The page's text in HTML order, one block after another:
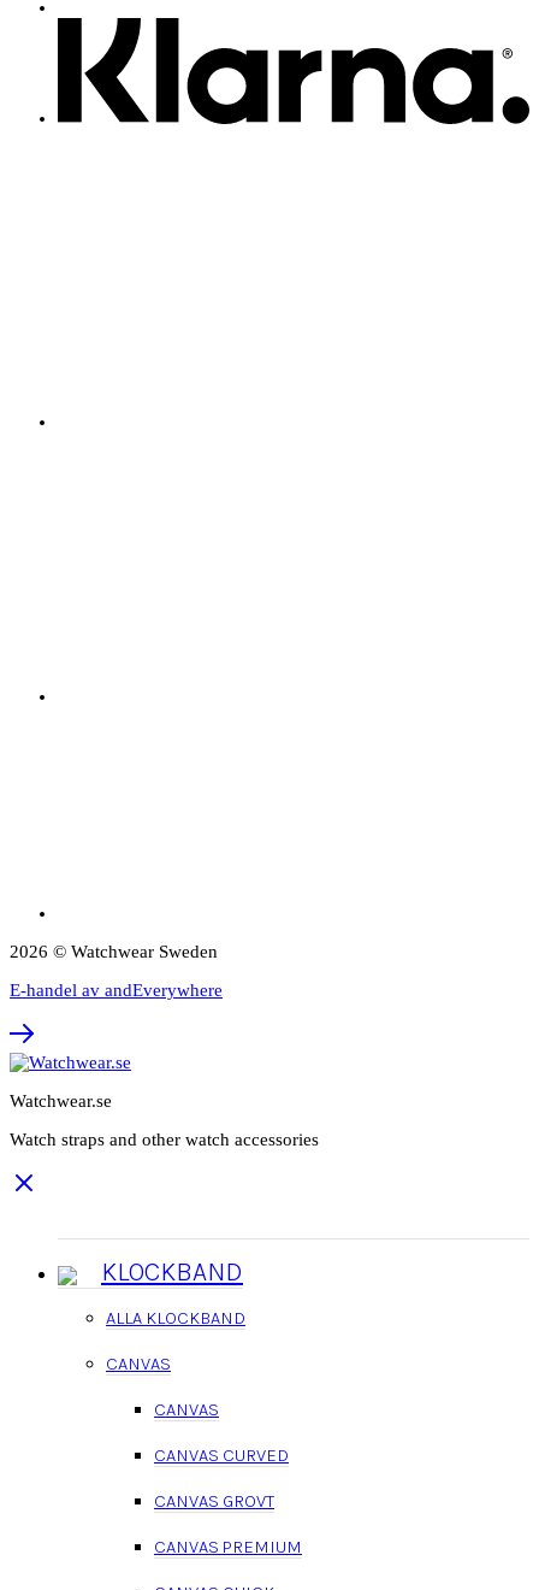
2026 © Watchwear Sweden
E-handel av andEverywhere
Watchwear.se
Watch straps and other watch accessories
KLOCKBAND
ALLA KLOCKBAND
CANVAS
CANVAS
CANVAS CURVED
CANVAS GROVT
CANVAS PREMIUM